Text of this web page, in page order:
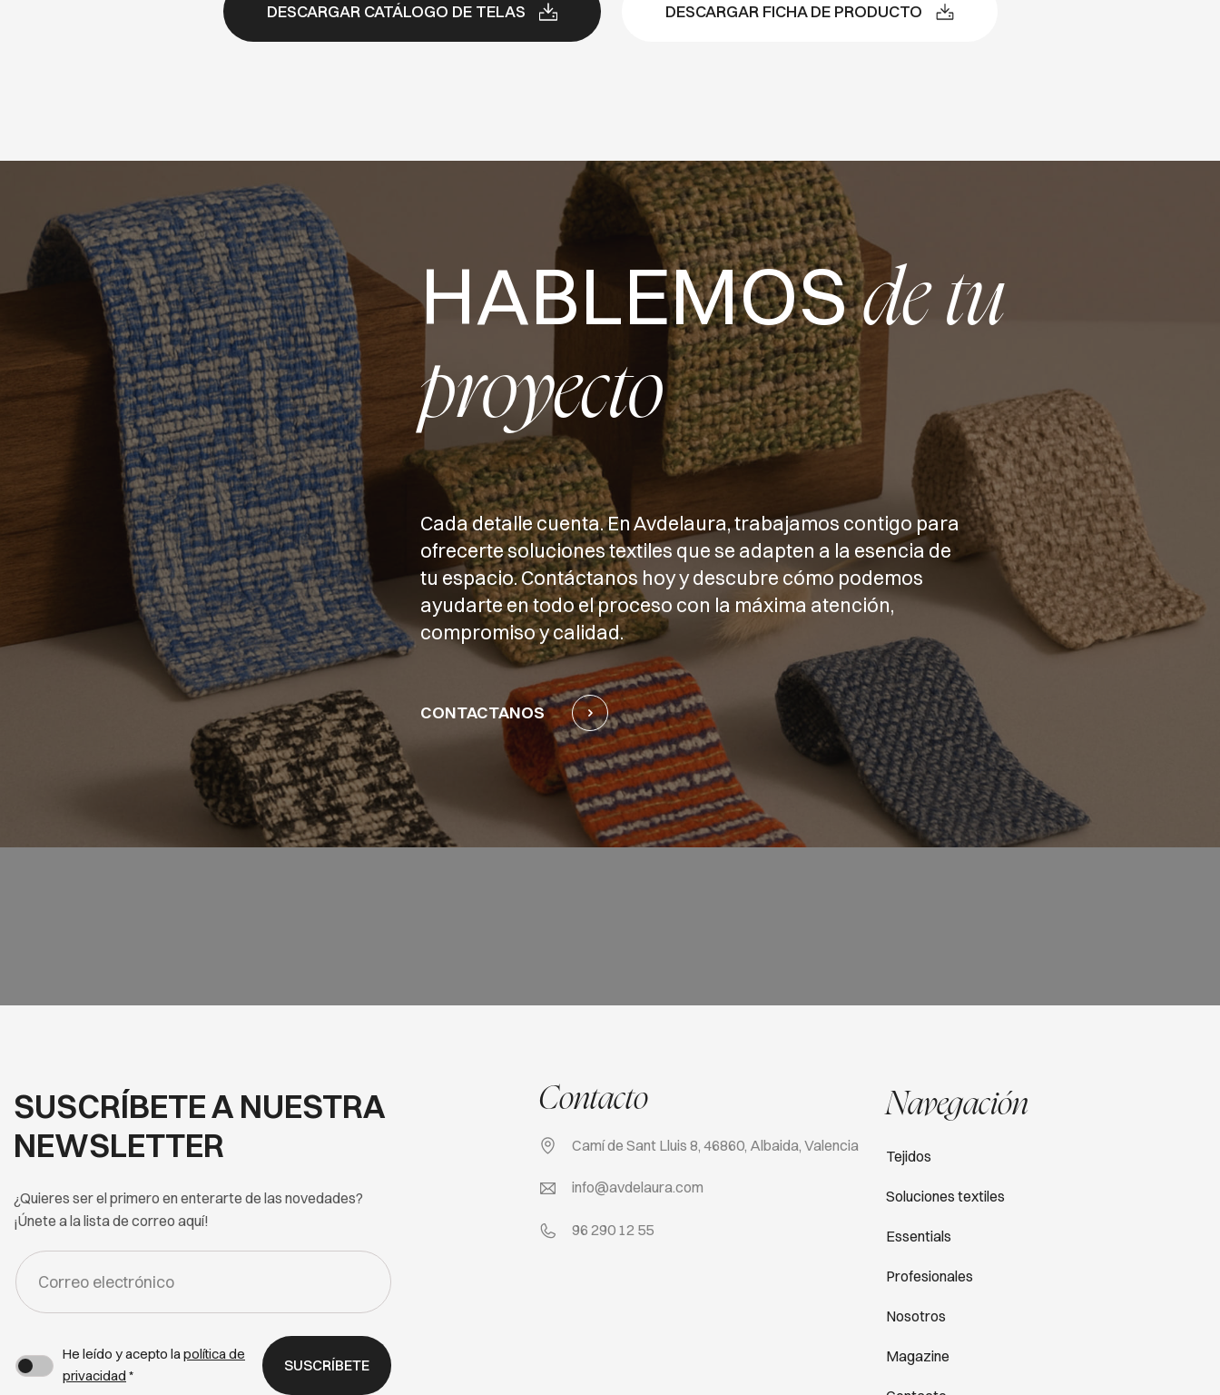
DESCARGAR CATÁLOGO DE TELAS DESCARGAR FICHA DE PRODUCTO
HABLEMOSde tu
proyecto
Cada detalle cuenta. En Avdelaura, trabajamos contigo para
ofrecerte soluciones textiles que se adapten a la esencia de
tu espacio. Contáctanos hoy y descubre cómo podemos
ayudarte en todo el proceso con la máxima atención,
compromiso y calidad.
CONTACTANOS
SUSCRÍBETE A NUESTRA
NEWSLETTER
¿Quieres ser el primero en enterarte de las novedades?
¡Únete a la lista de correo aquí!
FORM
NEWSLETTER
He leído y acepto lapolítica de
privacidad *
SUSCRÍBETE
Contacto
Camí de Sant Lluis 8, 46860, Albaida, Valencia
info@avdelaura.com
96 290 12 55
Navegación
Tejidos
Soluciones textiles
Essentials
Profesionales
Nosotros
Magazine